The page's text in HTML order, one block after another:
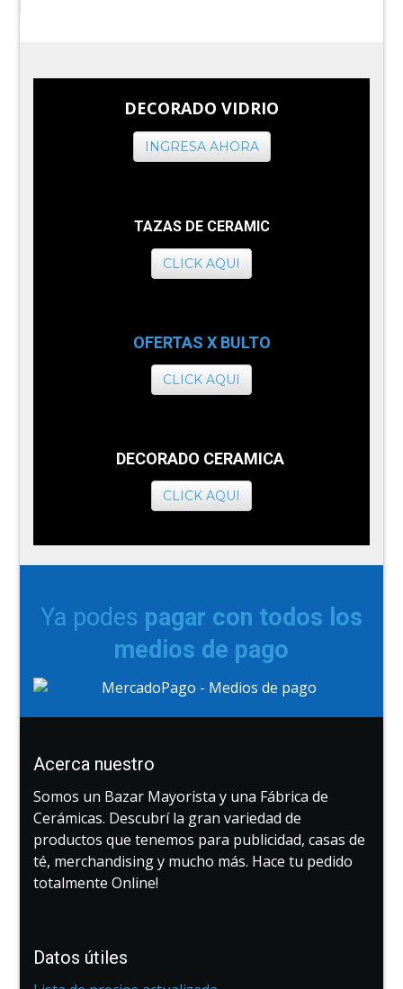
DECORADO VIDRIO
INGRESA AHORA
TAZAS DE CERAMIC
CLICK AQUI
OFERTAS X BULTO
CLICK AQUI
DECORADO CERAMICA
CLICK AQUI
Ya podes pagar con todos los
medios de pago
Acerca nuestro
Somos un Bazar Mayorista y una Fábrica de
Cerámicas. Descubrí la gran variedad de
productos que tenemos para publicidad, casas de
té, merchandising y mucho más. Hace tu pedido
totalmente Online!
Datos útiles